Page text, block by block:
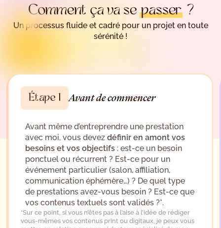
Comment ça va se passer ?
Un processus fluide et cadré pour un projet en toute
sérénité !
Étape 1 Avant de commencer
Avant même d’entreprendre une prestation
avec moi, vous devezdéfinir en amont vos
besoins et vos objectifs : est-ce un besoin
ponctuel ou récurrent ? Est-ce pour un
événement particulier (salon, affiliation,
communication éphémère…) ? De quel type
de prestations avez-vous besoin ? Est-ce que
vos contenus textuels sont validés ?*.
*Sur ce point, si vous n’êtes pas à l’aise à l’idée de rédiger
vous-mêmes vos contenus print ou digitaux, je peux vous